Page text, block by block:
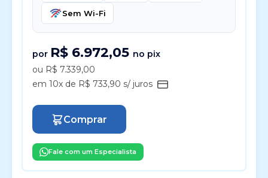
Sem Wi-Fi
por R$ 6.972,05 no pix
ou R$ 7.339,00
em 10x de R$ 733,90 s/ juros
Comprar
Fale com um Especialista